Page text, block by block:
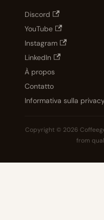
Discord
YouTube
Instagram
LinkedIn
À propos
Contatto
Informativa sulla
Copyright © 2026
from